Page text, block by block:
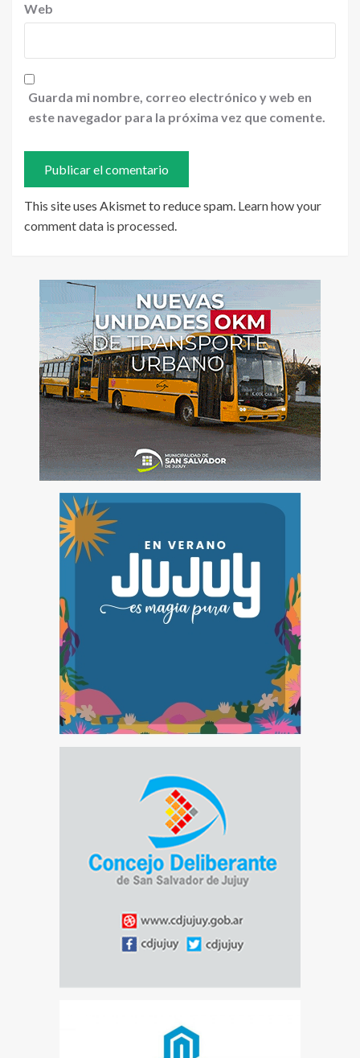
Web
Guarda mi nombre, correo electrónico y web en
este navegador para la próxima vez que comente.
This site uses Akismet to reduce spam. Learn how your
comment data is processed.